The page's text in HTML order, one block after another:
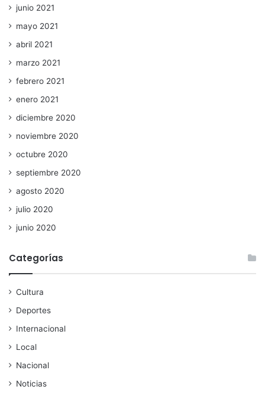
junio 2021
mayo 2021
abril 2021
marzo 2021
febrero 2021
enero 2021
diciembre 2020
noviembre 2020
octubre 2020
septiembre 2020
agosto 2020
julio 2020
junio 2020
Categorías
Cultura
Deportes
Internacional
Local
Nacional
Noticias